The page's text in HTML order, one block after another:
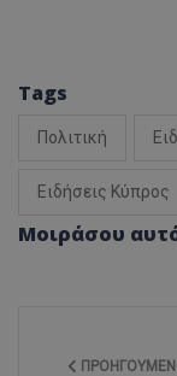
Tags
Πολιτική
Ειδήσεις Κύπρος
Μοιράσου